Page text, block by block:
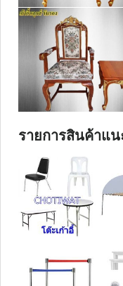
รายการสินค้าแ